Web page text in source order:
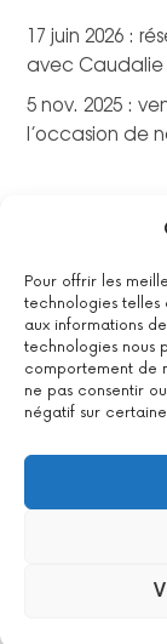
Pour offrir les
technologies
aux informations
technologies nous
comportement de
ne pas consentir
négatif sur
17 juin 2026 :
avec Caudalie
5 nov. 2025 :
l’occasion de
La certification
suivante :
2022 All